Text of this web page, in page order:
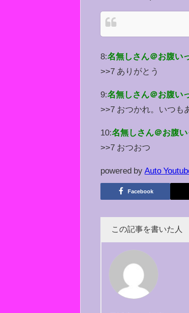
8:名無しさん＠お腹い
>>7 ありがとう
9:名無しさん＠お腹い
>>7 おつかれ。いつも
10:名無しさん＠お腹
>>7 おつおつ
powered by Auto
Facebook
この記事を書いた人